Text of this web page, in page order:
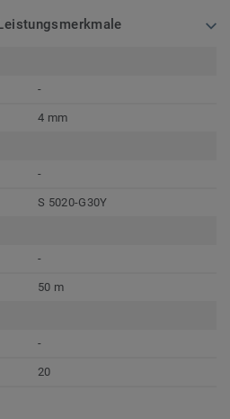
-
4 mm
-
S 5020-G30Y
-
50 m
-
20